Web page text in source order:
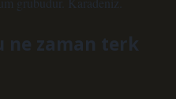
ne zaman terk